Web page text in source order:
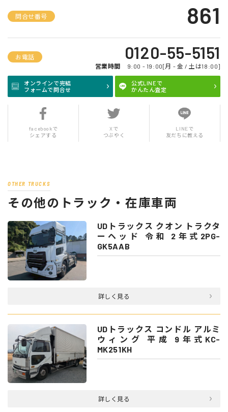
問合せ番号 861
お電話 0120-55-5151
営業時間 9:00 - 19:00[月 - 金 / 土は18:00]
オンラインで完結
フォームで問合せ
公式LINEで
かんたん査定
facebookで
シェアする
Xで
つぶやく
LINEで
友だちに教える
OTHER TRUCKS
その他のトラック・在庫車両
UDトラックス クオン トラクタ
ーヘッド 令和 2年式2PG-
GK5AAB
詳しく見る
UDトラックス コンドル アルミ
ウィング 平成 9年式KC-
MK251KH
詳しく見る